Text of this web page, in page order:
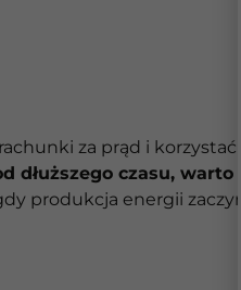
za prąd i korzystać
dłuższego czasu,
produkcja energii